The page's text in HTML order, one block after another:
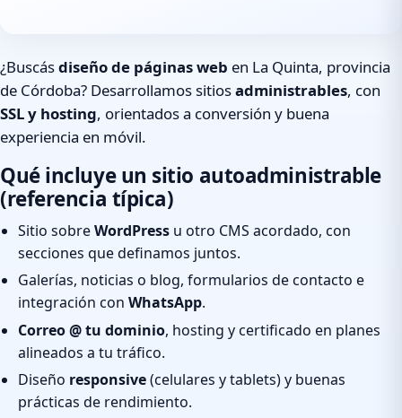
¿Buscásdiseño de páginas web en La Quinta, provincia
de Córdoba? Desarrollamos sitiosadministrables, con
SSL y hosting, orientados a conversión y buena
experiencia en móvil.
Qué incluye un sitio autoadministrable
(referencia típica)
Sitio sobreWordPress u otro CMS acordado, con
secciones que definamos juntos.
Galerías, noticias o blog, formularios de contacto e
integración con WhatsApp.
Correo @ tu dominio, hosting y certificado en planes
alineados a tu tráfico.
Diseño responsive(celulares y tablets) y buenas
prácticas de rendimiento.